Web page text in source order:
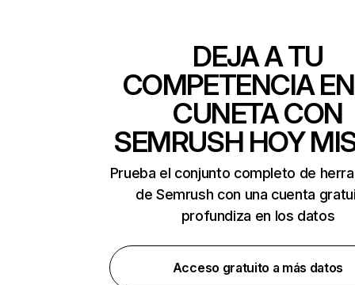
DEJA A TU
COMPETENCIA
CUNETA CON
SEMRUSH HOY
Prueba el conjunto completo de
de Semrush con una cuenta
profundiza en los datos
Acceso gratuito a más datos